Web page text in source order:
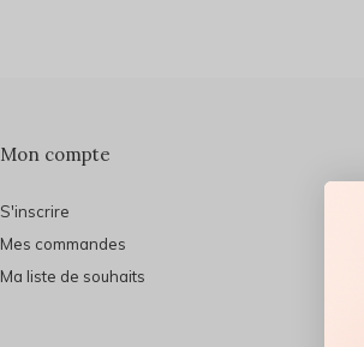
Mon compte
S'inscrire
Mes commandes
Ma liste de souhaits